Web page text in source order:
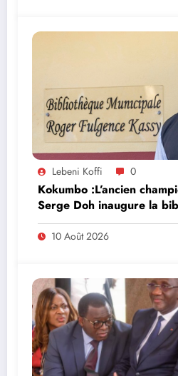
Lebeni Koffi 0
Kokumbo :L’ancien
Serge Doh inaugure la
municipale Roger
10 Août 2026